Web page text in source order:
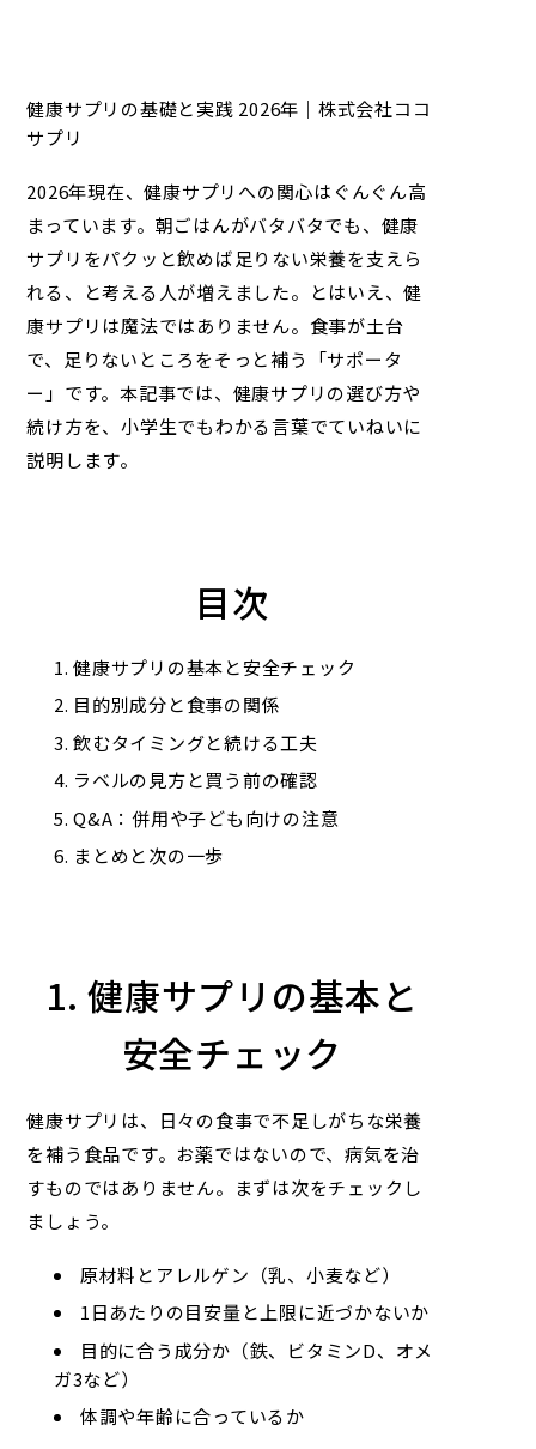
健康サプリの基礎と実践 2026年｜株式会社ココ
サプリ
2026年現在、健康サプリへの関心はぐんぐん高
まっています。朝ごはんがバタバタでも、健康
サプリをパクッと飲めば足りない栄養を支えら
れる、と考える人が増えました。とはいえ、健
康サプリは魔法ではありません。食事が土台
で、足りないところをそっと補う「サポータ
ー」です。本記事では、健康サプリの選び方や
続け方を、小学生でもわかる言葉でていねいに
説明します。
目次
健康サプリの基本と安全チェック
目的別成分と食事の関係
飲むタイミングと続ける工夫
ラベルの見方と買う前の確認
Q&A：併用や子ども向けの注意
まとめと次の一歩
1. 健康サプリの基本と
安全チェック
健康サプリは、日々の食事で不足しがちな栄養
を補う食品です。お薬ではないので、病気を治
すものではありません。まずは次をチェックし
ましょう。
原材料とアレルゲン（乳、小麦など）
1日あたりの目安量と上限に近づかないか
目的に合う成分か（鉄、ビタミンD、オメ
ガ3など）
体調や年齢に合っているか